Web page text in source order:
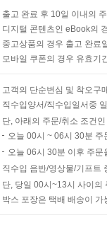
출고 완료 후 10일 이내의
디지털 콘텐츠인 eBook의
중고상품의 경우 출고 완료
모바일 쿠폰의 경우 유효기
고객의 단순변심 및 착오구
직수입양서/직수입일서중
단, 아래의 주문/취소 조건
오늘 00시 ~ 06시 30분
오늘 06시 30분 이후 주
직수입 음반/영상물/기프트
단, 당일 00시~13시 사이의
박스 포장은 택배 배송이